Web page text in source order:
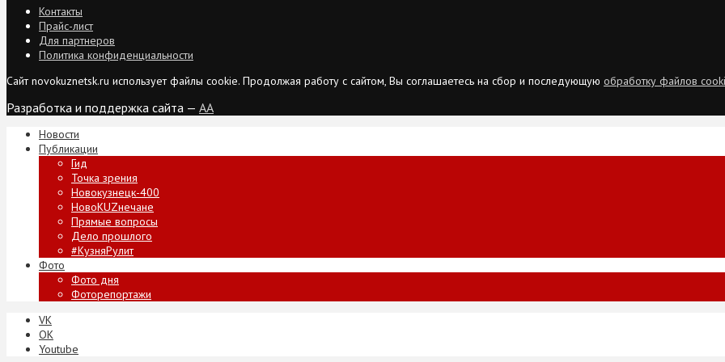
Контакты
Прайс-лист
Для партнеров
Политика конфиденциальности
Сайт novokuznetsk.ru использует файлы cookie. Продолжая работу с сайтом, Вы соглашаетесь на сбор и последующую обработку файлов
Разработка и поддержка сайта — AA
Новости
Публикации
Гид
Точка зрения
Новокузнецк-400
НовоKUZнечане
Прямые вопросы
Дело прошлого
#КузняРулит
Фото
Фото дня
Фоторепортажи
VK
ОК
Youtube